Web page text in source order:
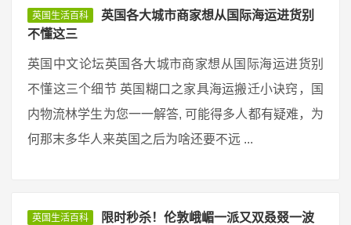
英国生活百科
英国各大城市商家想从国际海运进货别
不懂这三
英国中文论坛英国各大城市商家想从国际海运进货别
不懂这三个细节 英国糊口之家具海运搬迁小诀窍，国
内物流林学生为您一一解答, 可能得多人都有疑难，为
何那末多华人来英国之后为啥还要不远 ...
英国生活百科
限时秒杀！伦敦峨嵋一派又双叒叕一波